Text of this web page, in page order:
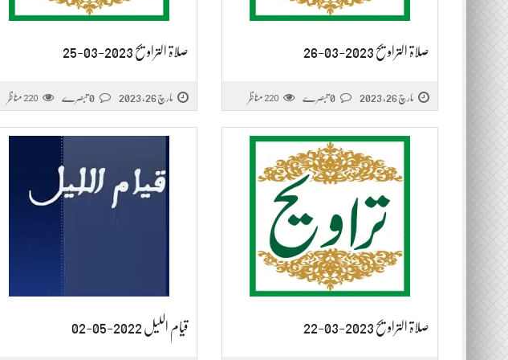
صلاۃ التراویح 2023-03-26
مارچ 26, 2023 220 مناظر
صلاۃ التراویح 2023-03-25
مارچ 26, 2023 220 مناظر
صلاۃ التراویح 2023-03-22 قیام اللیل 2022-05-02